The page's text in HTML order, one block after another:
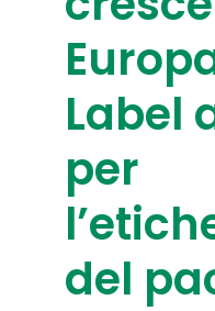
Label
per
del